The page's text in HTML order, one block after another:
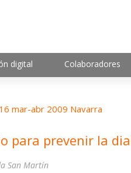
digital Colaboradores
mar-abr 2009 Navarra
para prevenir la
San Martín